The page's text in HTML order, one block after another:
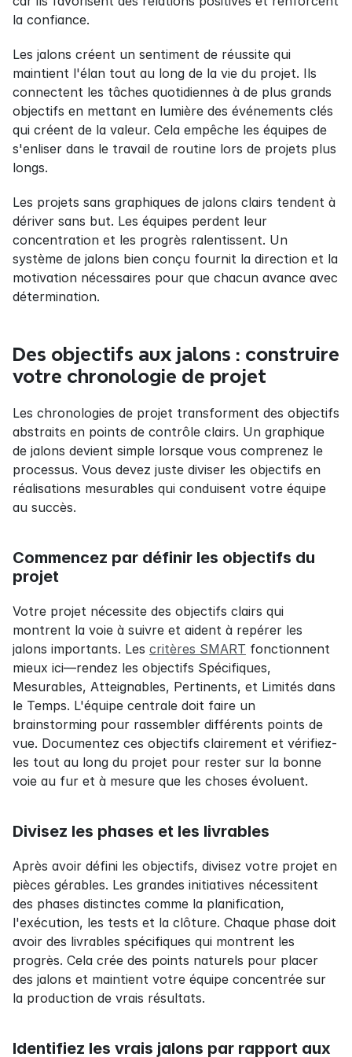
la confiance.
Les jalons créent un sentiment de réussite qui
maintient l'élan tout au long de la vie du projet. Ils
connectent les tâches quotidiennes à de plus grands
objectifs en mettant en lumière des événements clés
qui créent de la valeur. Cela empêche les équipes de
s'enliser dans le travail de routine lors de projets plus
longs.
Les projets sans graphiques de jalons clairs tendent à
dériver sans but. Les équipes perdent leur
concentration et les progrès ralentissent. Un
système de jalons bien conçu fournit la direction et la
motivation nécessaires pour que chacun avance avec
détermination.
Des objectifs aux jalons : construire
votre chronologie de projet
Les chronologies de projet transforment des objectifs
abstraits en points de contrôle clairs. Un graphique
de jalons devient simple lorsque vous comprenez le
processus. Vous devez juste diviser les objectifs en
réalisations mesurables qui conduisent votre équipe
au succès.
Commencez par définir les objectifs du
projet
Votre projet nécessite des objectifs clairs qui
montrent la voie à suivre et aident à repérer les
jalons importants. Les critères SMART fonctionnent
mieux ici—rendez les objectifs Spécifiques,
Mesurables, Atteignables, Pertinents, et Limités dans
le Temps. L'équipe centrale doit faire un
brainstorming pour rassembler différents points de
vue. Documentez ces objectifs clairement et vérifiez-
les tout au long du projet pour rester sur la bonne
voie au fur et à mesure que les choses évoluent.
Divisez les phases et les livrables
Après avoir défini les objectifs, divisez votre projet en
pièces gérables. Les grandes initiatives nécessitent
des phases distinctes comme la planification,
l'exécution, les tests et la clôture. Chaque phase doit
avoir des livrables spécifiques qui montrent les
progrès. Cela crée des points naturels pour placer
des jalons et maintient votre équipe concentrée sur
la production de vrais résultats.
Identifiez les vrais jalons par rapport aux